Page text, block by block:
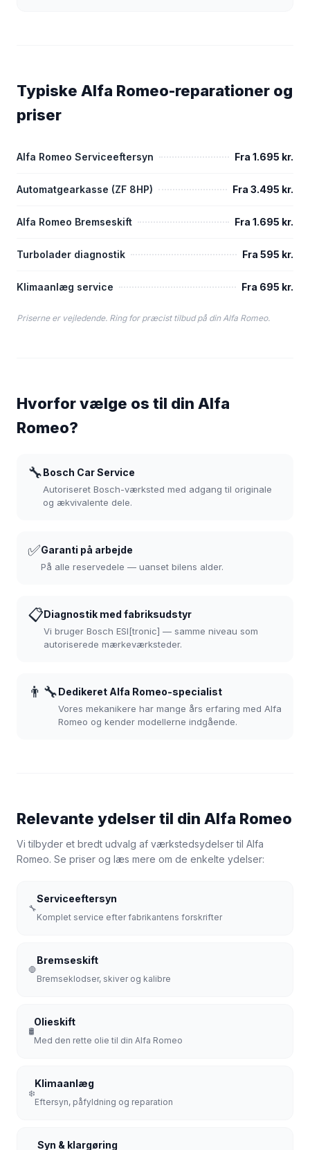
Typiske Alfa Romeo-reparationer og
priser
Alfa Romeo Serviceeftersyn Fra 1.695 kr.
Automatgearkasse (ZF 8HP) Fra 3.495 kr.
Alfa Romeo Bremseskift Fra 1.695 kr.
Turbolader diagnostik Fra 595 kr.
Klimaanlæg service Fra 695 kr.
Priserne er vejledende. Ring for præcist tilbud på din Alfa Romeo.
Hvorfor vælge os til din Alfa
Romeo?
🔧Bosch Car Service
Autoriseret Bosch-værksted med adgang til originale
og ækvivalente dele.
✅Garanti på arbejde
På alle reservedele — uanset bilens alder.
📋Diagnostik med fabriksudstyr
Vi bruger Bosch ESI[tronic] — samme niveau som
autoriserede mærkeværksteder.
👨‍🔧Dedikeret Alfa Romeo-specialist
Vores mekanikere har mange års erfaring med Alfa
Romeo og kender modellerne indgående.
Relevante ydelser til din Alfa Romeo
Vi tilbyder et bredt udvalg af værkstedsydelser til Alfa
Romeo. Se priser og læs mere om de enkelte ydelser:
🔧
Serviceeftersyn
Komplet service efter fabrikantens forskrifter
🛑
Bremseskift
Bremseklodser, skiver og kalibre
🛢️
Olieskift
Med den rette olie til din Alfa Romeo
❄️
Klimaanlæg
Eftersyn, påfyldning og reparation
Syn & klargøring